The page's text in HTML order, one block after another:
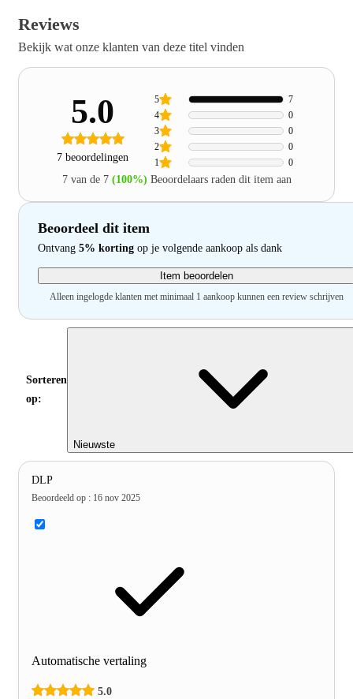
Reviews
Bekijk wat onze klanten van deze titel vinden
5.0
7 beoordelingen 1 0
2 0
3 0
4 0
5 7
7 van de 7 (100%) Beoordelaars raden dit item aan
Beoordeel dit item
Ontvang 5% korting op je volgende aankoop als dank
Item beoordelen
Alleen ingelogde klanten met minimaal 1 aankoop kunnen een review schrijven
Sorteren
op:
Nieuwste
DLP
Beoordeeld op : 16 nov 2025
Automatische vertaling
5.0